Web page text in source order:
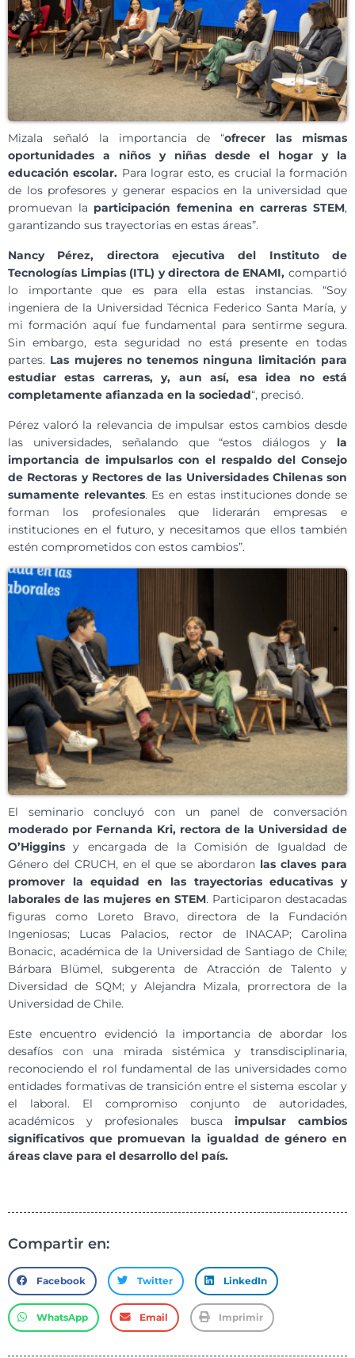
Mizala señaló la importancia de “ofrecer las mismas
oportunidades a niños y niñas desde el hogar y la
educación escolar. Para lograr esto, es crucial la formación
de los profesores y generar espacios en la universidad que
promuevan la participación femenina en carreras STEM,
garantizando sus trayectorias en estas áreas”.
Nancy Pérez, directora ejecutiva del Instituto de
Tecnologías Limpias (ITL) y directora de ENAMI, compartió
lo importante que es para ella estas instancias. “Soy
ingeniera de la Universidad Técnica Federico Santa María, y
mi formación aquí fue fundamental para sentirme segura.
Sin embargo, esta seguridad no está presente en todas
partes. Las mujeres no tenemos ninguna limitación para
estudiar estas carreras, y, aun así, esa idea no está
completamente afianzada en la sociedad“, precisó.
Pérez valoró la relevancia de impulsar estos cambios desde
las universidades, señalando que “estos diálogos y la
importancia de impulsarlos con el respaldo del Consejo
de Rectoras y Rectores de las Universidades Chilenas son
sumamente relevantes. Es en estas instituciones donde se
forman los profesionales que liderarán empresas e
instituciones en el futuro, y necesitamos que ellos también
estén comprometidos con estos cambios”.
El seminario concluyó con un panel de conversación
moderado por Fernanda Kri, rectora de la Universidad de
O’Higgins y encargada de la Comisión de Igualdad de
Género del CRUCH, en el que se abordaron las claves para
promover la equidad en las trayectorias educativas y
laborales de las mujeres en STEM. Participaron destacadas
figuras como Loreto Bravo, directora de la Fundación
Ingeniosas; Lucas Palacios, rector de INACAP; Carolina
Bonacic, académica de la Universidad de Santiago de Chile;
Bárbara Blümel, subgerenta de Atracción de Talento y
Diversidad de SQM; y Alejandra Mizala, prorrectora de la
Universidad de Chile.
Este encuentro evidenció la importancia de abordar los
desafíos con una mirada sistémica y transdisciplinaria,
reconociendo el rol fundamental de las universidades como
entidades formativas de transición entre el sistema escolar y
el laboral. El compromiso conjunto de autoridades,
académicos y profesionales busca impulsar cambios
significativos que promuevan la igualdad de género en
áreas clave para el desarrollo del país.
Compartir en:
Facebook Twitter LinkedIn
WhatsApp Email Imprimir